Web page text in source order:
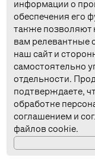
информации о
обеспечения его
также позволяют
вам релевантные
наш сайт и
самостоятельно
отдельности.
подтверждаете,
обработке
соглашением и
файлов cookie.